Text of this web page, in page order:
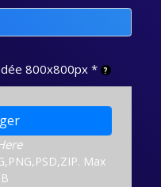
800x800px*
Max